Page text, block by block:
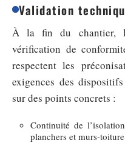
Validation
À la fin du chantier,
vérification de
respectent les
exigences des
sur des points concrets :
Continuité de
planchers et murs-toiture